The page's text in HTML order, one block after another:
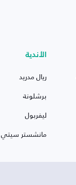
الأندية
ريال مدريد
برشلونة
ليفربول
مانشستر سيتي